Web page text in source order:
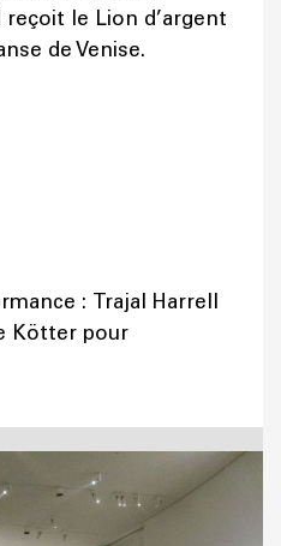
reçoit le Lion d’argent
de Venise.
: Trajal Harrell
Kötter pour